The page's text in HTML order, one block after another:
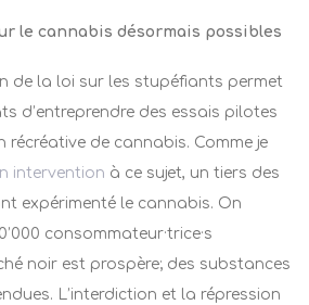
le cannabis désormais possibles
de la loi sur les stupéfiants permet
d’entreprendre des essais pilotes
de cannabis. Comme je
intervention à ce sujet, un tiers des
expérimenté le cannabis. On
consommateur·trice·s
noir est prospère; des substances
L’interdiction et la répression